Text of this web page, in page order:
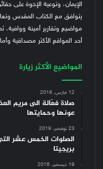
الإيمان، وتوعية الإخوة على
يتوافق مع الكتاب المقدس
مواضيع وتقارير أمينة ووافية،
أحد المواقع الأكثر مصداقية
المواضيع الأكثر زيارة
12 مارس، 2018
صلاة فعّالة الى مريم
عونها وحمايتها
23 نوفمبر، 2019
الصلوات الخمس عشر
بريجيتا
19 ديسمبر، 2016